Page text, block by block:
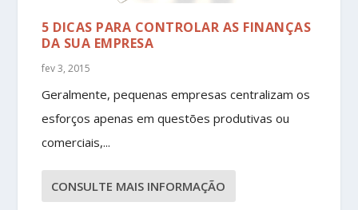
5 DICAS PARA CONTROLAR AS FINANÇAS
DA SUA EMPRESA
fev 3, 2015
Geralmente, pequenas empresas centralizam os
esforços apenas em questões produtivas ou
comerciais,...
CONSULTE MAIS INFORMAÇÃO